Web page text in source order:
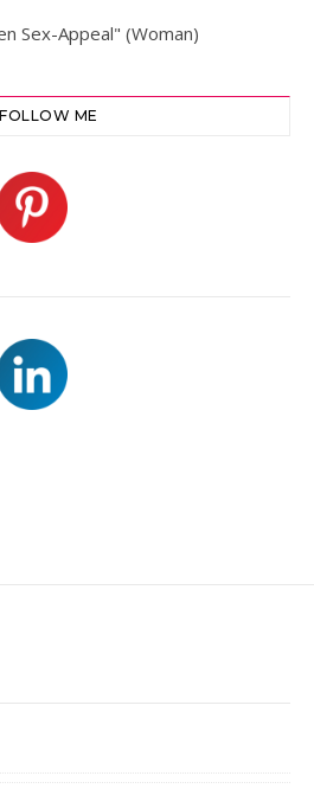
Sex-Appeal" (Woman)
FOLLOW ME